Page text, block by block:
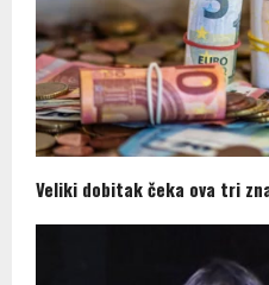
Veliki dobitak čeka ova tri